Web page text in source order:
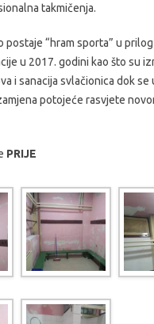
takmičenja.
postaje “hram sporta” u
u 2017. godini kao što su
i sanacija svlačionica dok se
potojeće rasvjete
PRIJE